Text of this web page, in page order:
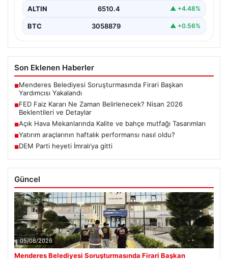
ALTIN 6510.4 ▲ +4.48%
BTC 3058879 ▲ +0.56%
Son Eklenen Haberler
■Menderes Belediyesi Soruşturmasında Firari Başkan
Yardımcısı Yakalandı
■FED Faiz Kararı Ne Zaman Belirlenecek? Nisan 2026
Beklentileri ve Detaylar
■Açık Hava Mekanlarında Kalite ve bahçe mutfağı Tasarımları
■Yatırım araçlarının haftalık performansı nasıl oldu?
■DEM Parti heyeti İmralı’ya gitti
Güncel
05/08/2026
Menderes Belediyesi Soruşturmasında Firari Başkan